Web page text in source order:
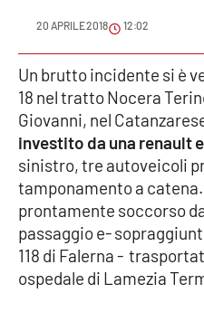
Podcast
Meteo
Editoriali
VIDEO
Ambiente
Cronaca
20 APRILE 2018 12:02
Un brutto incidente si è
18 nel tratto Nocera
Giovanni, nel
investito da una renault
sinistro, tre autoveicoli
tamponamento a
prontamente soccorso
passaggio e-
118 di Falerna -
ospedale di Lamezia